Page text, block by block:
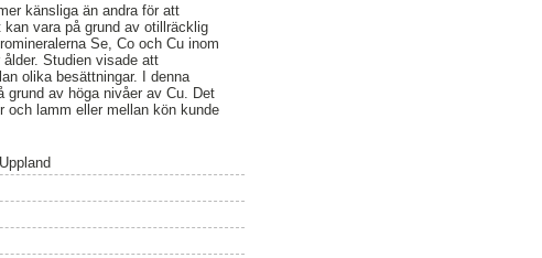
känsliga än andra för att
vara på grund av otillräcklig
Se, Co och Cu inom
Studien visade att
olika besättningar. I denna
grund av höga nivåer av Cu. Det
och lamm eller mellan kön kunde